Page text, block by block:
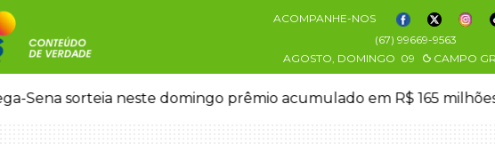
ACOMPANHE-NOS
(67) 99669-9563
AGOSTO, DOMINGO 09 CAMPO
Sena sorteia neste domingo prêmio acumulado em R$ 165